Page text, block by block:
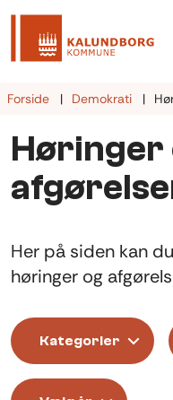
Forside Demokrati
Høringer
Her på siden kan
høringer og
Kategorier